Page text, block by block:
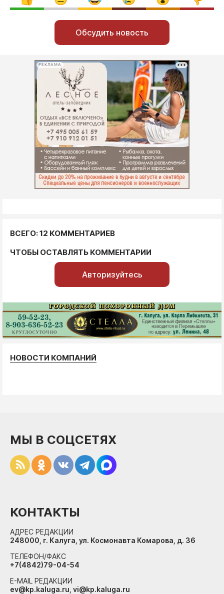
Обсудить новость
РЕКЛАМА
ВСЕГО: 12 КОММЕНТАРИЕВ
ЧТОБЫ ОСТАВЛЯТЬ КОММЕНТАРИИ
Авторизуйтесь
НОВОСТИ КОМПАНИЙ
МЫ В СОЦСЕТЯХ
КОНТАКТЫ
АДРЕС РЕДАКЦИИ
248000, г. Калуга, ул. Космонавта Комарова, д. 36
ТЕЛЕФОН/ФАКС
+7(4842)79-04-54
E-MAIL РЕДАКЦИИ
ev@kp.kaluga.ru, vi@kp.kaluga.ru